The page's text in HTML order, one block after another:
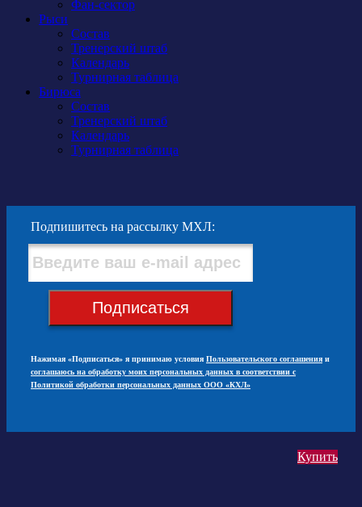
Купить
Фан-сектор
Рыси
Состав
Тренерский штаб
Календарь
Турнирная таблица
Бирюса
Состав
Тренерский штаб
Календарь
Турнирная таблица
Подпишитесь на рассылку МХЛ:
Подписаться
Нажимая «Подписаться» я принимаю условия Пользовательского соглашения и
соглашаюсь на обработку моих персональных данных в соответствии с
Политикой обработки персональных данных ООО «КХЛ»